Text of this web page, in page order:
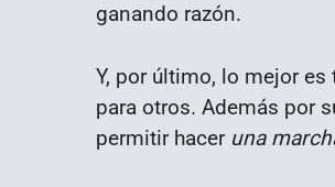
ganando razón.
Y, por último, lo mejor
para otros. Además por
permitir hacer una